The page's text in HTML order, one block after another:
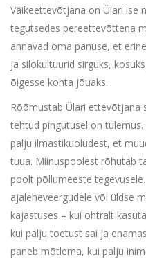
Väikeettevõtjana on Ülari ise
tegutsedes pereettevõttena
annavad oma panuse, et
ja silokultuurid sirguks,
õigesse kohta jõuaks.
Rõõmustab Ülari ettevõtjana
tehtud pingutusel on
palju ilmastikuoludest, et
tuua. Miinuspoolest rõhutab
poolt põllumeeste
ajaleheveergudele või üldse
kajastuses – kui ohtralt
kui palju toetust sai ja
paneb mõtlema, kui palju